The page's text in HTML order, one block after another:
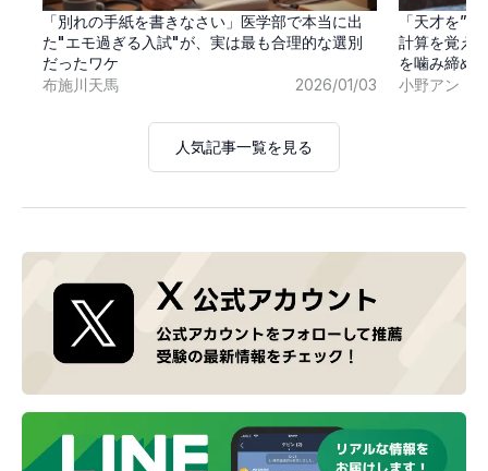
「別れの手紙を書きなさい」医学部で本当に出
た"エモ過ぎる入試"が、実は最も合理的な選別
だったワケ
布施川天馬
2026/01/03
「天才を”
計算を覚え
を噛み締め
小野アン
人気記事一覧を見る